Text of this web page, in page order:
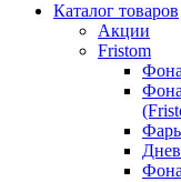
Каталог товаров
Акции
Fristom